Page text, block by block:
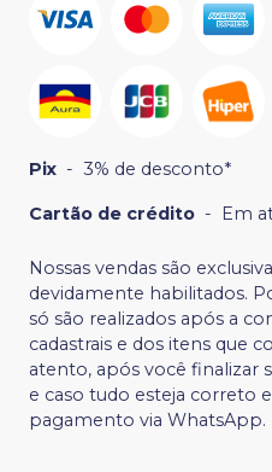
Pix - 3% de desconto*
Cartão de crédito - Em
Nossas vendas são
devidamente habilitados.
só são realizados após a
cadastrais e dos itens que
atento, após você finalizar
e caso tudo esteja correto
pagamento via WhatsApp.